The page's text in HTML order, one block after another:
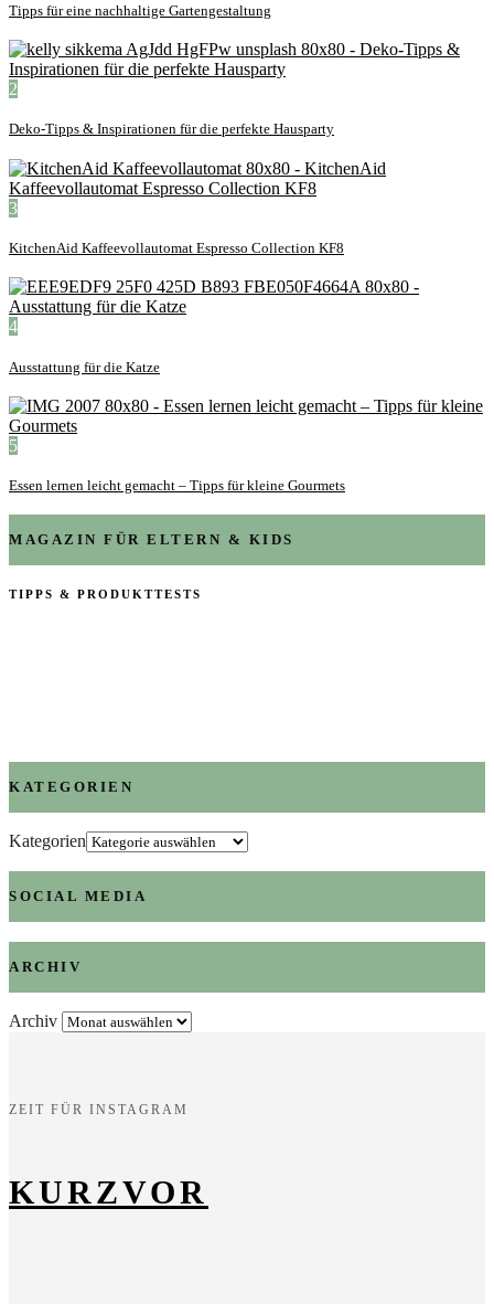
Tipps für eine nachhaltige Gartengestaltung
2
Deko-Tipps & Inspirationen für die perfekte Hausparty
3
KitchenAid Kaffeevollautomat Espresso Collection KF8
4
Ausstattung für die Katze
5
Essen lernen leicht gemacht – Tipps für kleine Gourmets
MAGAZIN FÜR ELTERN & KIDS
TIPPS & PRODUKTTESTS
KATEGORIEN
Kategorien
SOCIAL MEDIA
ARCHIV
Archiv
ZEIT FÜR INSTAGRAM
KURZVOR